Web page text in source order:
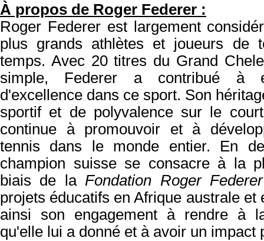
À propos de Roger Federer :
Roger Federer est largement
plus grands athlètes et joueurs de
temps. Avec 20 titres du Grand
simple, Federer a contribué à
d'excellence dans ce sport. Son
sportif et de polyvalence sur le
continue à promouvoir et à
tennis dans le monde entier. En
champion suisse se consacre à la
biais de laFondation Roger Federer
projets éducatifs en Afrique australe et
ainsi son engagement à rendre à
qu'elle lui a donné et à avoir un impact